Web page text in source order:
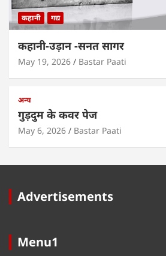
कहानी गद्य
कहानी-उड़ान -सनत सागर
May 19, 2026 Bastar Paati
अन्य
गुड़दुम के कवर पेज
May 6, 2026 Bastar Paati
Advertisements
Menu1